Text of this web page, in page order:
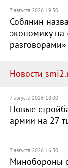
7 августа 2026 19:30
Собянин
экономику
разговорами»
Новости
7 августа 2026 18:00
Новые
армии на 27
7 августа 2026 16:30
Минобороны